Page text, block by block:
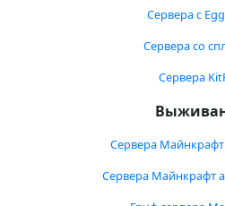
Сервера с
Сервера со
Сервера
Сервера
Сервера Майнкрафт